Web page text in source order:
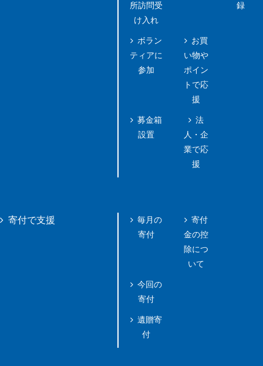
所訪問受
け入れ
ボラン
ティアに
参加
募金箱
設置
お買
い物や
ポイン
トで応
援
法
人・企
業で応
援
録
寄付で支援
毎月の
寄付
今回の
寄付
遺贈寄
付
寄付
金の控
除につ
いて